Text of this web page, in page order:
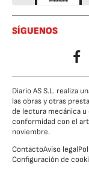
SÍGUENOS
Diario AS S.L. realiza
las obras y otras
de lectura mecánica
conformidad con el
noviembre.
ContactoAviso legal
Configuración de